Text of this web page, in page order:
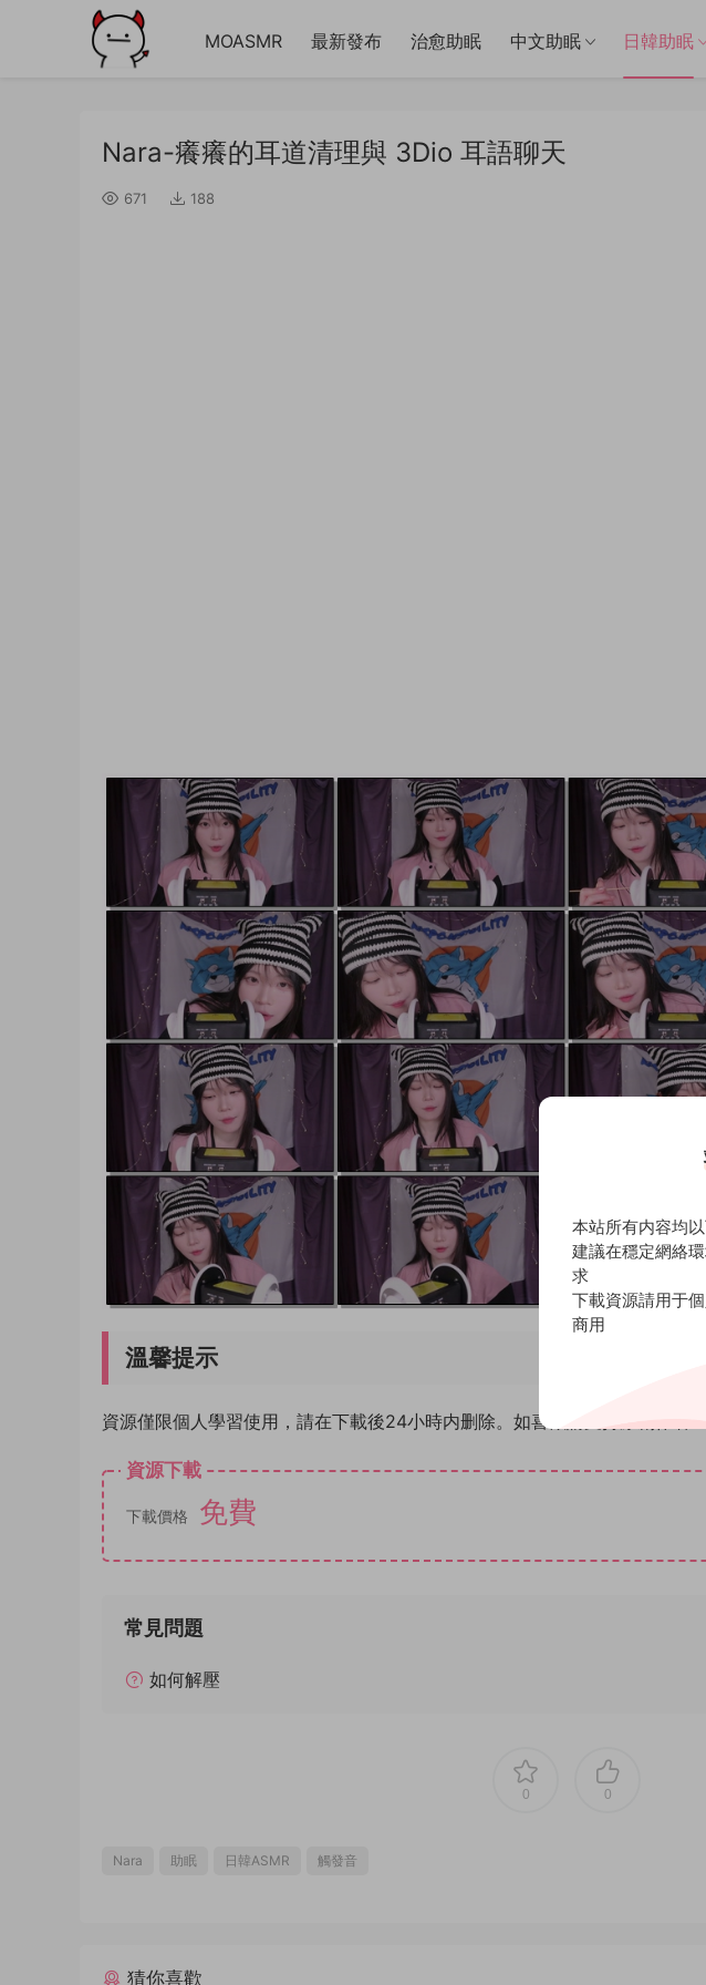
MOASMR 最新發布 治愈助眠 中文助眠 日韓助眠
Nara-癢癢的耳道清理與 3Dio 耳語聊天
671 188
溫馨提示
資源僅限個人學習使用，請在下載後24小時内删除。如喜歡請支持原創作者！
資源下載
下載價格 免費
常見問題
如何解壓
0 0
Nara 助眠 日韓ASMR 觸發音
猜你喜歡
本站所有内容均
建議在穩定網絡
求
下載資源請用于
商用